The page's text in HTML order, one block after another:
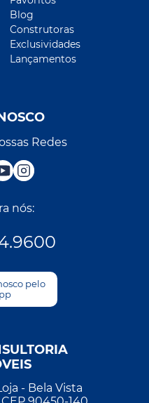
Blog
Construtoras
Exclusividades
Lançamentos
Redes
nós:
pelo
- Bela Vista